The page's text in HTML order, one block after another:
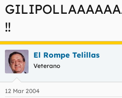
!!
El Rompe Telillas
Veterano
12 Mar 2004